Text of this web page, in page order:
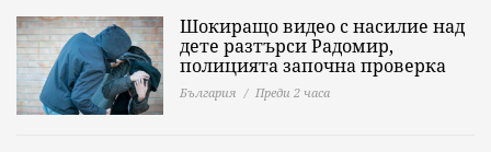
Шокиращо видео с насилие над
дете разтърси Радомир,
полицията започна проверка
България Преди 2 часа